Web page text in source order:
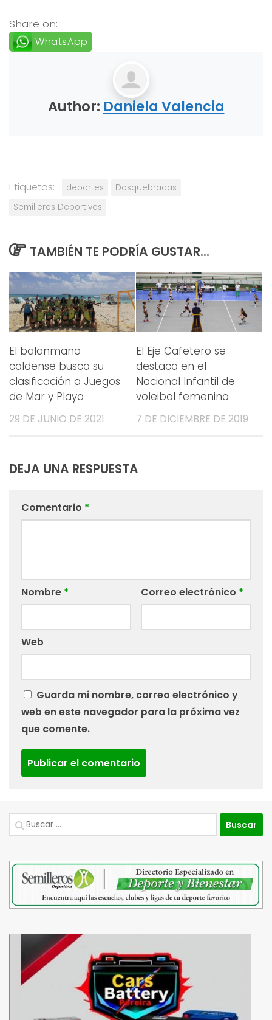
Share on:
WhatsApp
Author: Daniela Valencia
Etiquetas: deportes
Dosquebradas
Semilleros Deportivos
TAMBIÉN TE PODRÍA GUSTAR...
El balonmano
caldense busca su
clasificación a Juegos
de Mar y Playa
29 DE JUNIO DE 2021
El Eje Cafetero se
destaca en el
Nacional Infantil de
voleibol femenino
7 DE DICIEMBRE DE 2019
DEJA UNA RESPUESTA
Comentario *
Nombre * Correo electrónico *
Web
Guarda mi nombre, correo electrónico y
web en este navegador para la próxima vez
que comente.
Buscar: